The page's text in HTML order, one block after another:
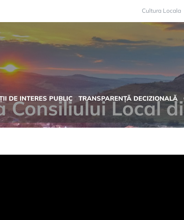
Cultura Locala
DE INTERES PUBLIC TRANSPARENȚĂ DECIZIONALĂ
Local